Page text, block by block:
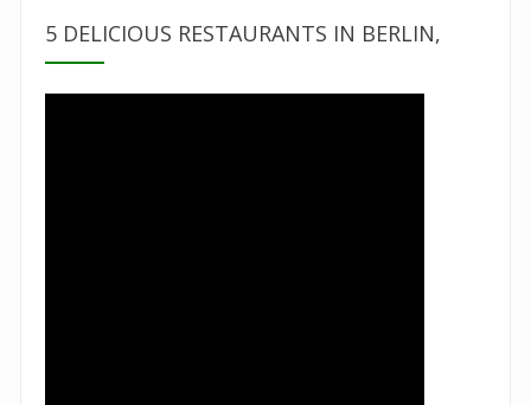
5 DELICIOUS RESTAURANTS IN BERLIN,